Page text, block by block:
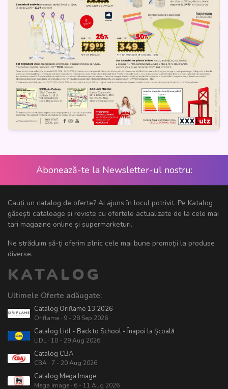
Abonează-te la Newsletter-ul nostru:
Cauți un catalog de oferte? Ai ajuns în locul potrivit. Pe Katalog
găsești cataloage și reviste cu ofertele actualizate de la cele mai
tari magazine online și supermarketuri.
Ne străduim să-ți oferim zilnic cele mai bune promoții la produse
diverse.
KATALOG
Ultimele Oferte adăugate:
Catalog Oriflame 13 2026
Oriflame · 9 - 28 Sep 2026
Catalog Lidl - Back to School - Înapoi la Școală
LIDL · 10 - 29 Aug 2026
Catalog CBA
CBA · 7 - 20 Aug 2026
Catalog Mega Image
Mega Image · 6 - 11 Aug 2026